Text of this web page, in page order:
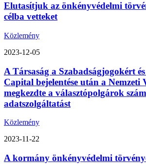
Elutasítjuk az önkényvédelmi
célba vetteket
Közlemény
2023-12-05
A Társaság a Szabadságjogokért
Capital bejelentése után a Nemzeti
megkezdte a választópolgárok
adatszolgáltatást
Közlemény
2023-11-22
A kormány önkényvédelmi